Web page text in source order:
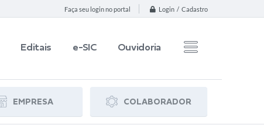
Faça seu login no portal Login / Cadastro
Editais e-SIC Ouvidoria
EMPRESA COLABORADOR